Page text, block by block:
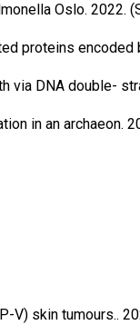
Oslo. 2022.
proteins encoded
DNA double-
in an archaeon.
V) skin tumours..